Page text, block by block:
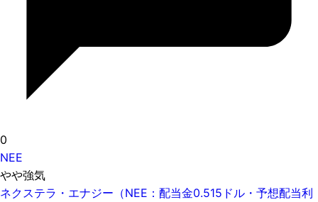
0
NEE
やや強気
ネクステラ・エナジー（NEE：配当金0.515ドル・予想配当利